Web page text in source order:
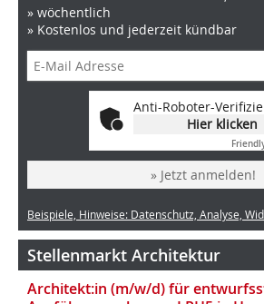
» wöchentlich
» Kostenlos und jederzeit kündbar
Anti-Roboter-
Hier klicken
» Jetzt anmelden!
Beispiele, Hinweise: Datenschutz, Analyse,
Stellenmarkt Architektur
Architekt:in (m/w/d) für